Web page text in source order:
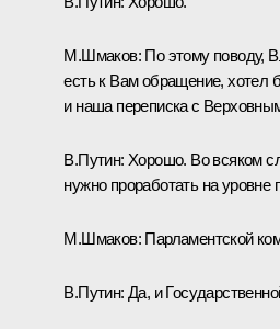
М.Шмаков: По этому поводу,
есть к Вам обращение, хотел
и наша переписка с
В.Путин: Хорошо. Во всяком
нужно проработать на
М.Шмаков: Парламентской
В.Путин: Да, и